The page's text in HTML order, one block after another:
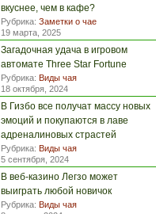
вкуснее, чем в кафе?
Рубрика: Заметки о чае
19 марта, 2025
Загадочная удача в игровом
автомате Three Star Fortune
Рубрика: Виды чая
18 октября, 2024
В Гизбо все получат массу новых
эмоций и покупаются в лаве
адреналиновых страстей
Рубрика: Виды чая
5 сентября, 2024
В веб-казино Легзо может
выиграть любой новичок
Рубрика: Виды чая